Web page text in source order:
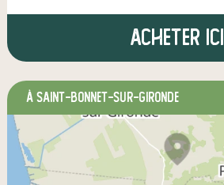
Acheter ici
à Saint-Bonnet-sur-Gironde